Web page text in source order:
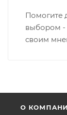
В случае
Помогите
выбором -
своим
О